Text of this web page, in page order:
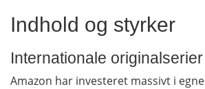
Indhold og styrker
Internationale originalserier
Amazon har investeret massivt i